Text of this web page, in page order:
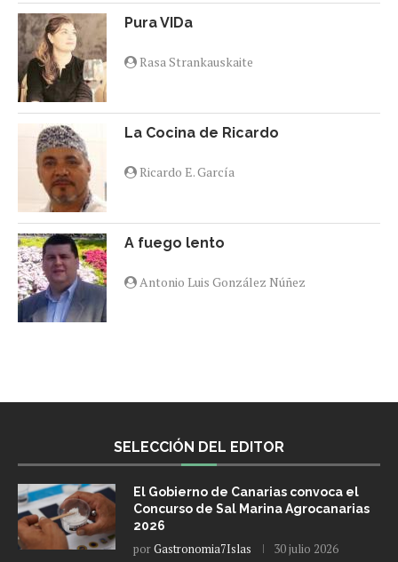
Pura VIDa
Rasa Strankauskaite
La Cocina de Ricardo
Ricardo E. García
A fuego lento
Antonio Luis González Núñez
SELECCIÓN DEL EDITOR
El Gobierno de Canarias convoca el
Concurso de Sal Marina Agrocanarias
2026
porGastronomia7Islas 30 julio 2026